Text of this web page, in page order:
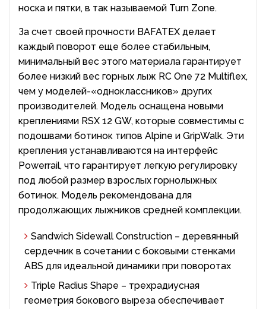
носка и пятки, в так называемой Turn Zone.
За счет своей прочности BAFATEX делает
каждый поворот еще более стабильным,
минимальный вес этого материала гарантирует
более низкий вес горных лыж RC One 72 Multiflex,
чем у моделей-«одноклассников» других
производителей. Модель оснащена новыми
креплениями RSX 12 GW, которые совместимы с
подошвами ботинок типов Alpine и GripWalk. Эти
крепления устанавливаются на интерфейс
Powerrail, что гарантирует легкую регулировку
под любой размер взрослых горнолыжных
ботинок. Модель рекомендована для
продолжающих лыжников средней комплекции.
Sandwich Sidewall Construction – деревянный
сердечник в сочетании с боковыми стенками
ABS для идеальной динамики при поворотах
Triple Radius Shape – трехрадиусная
геометрия бокового выреза обеспечивает